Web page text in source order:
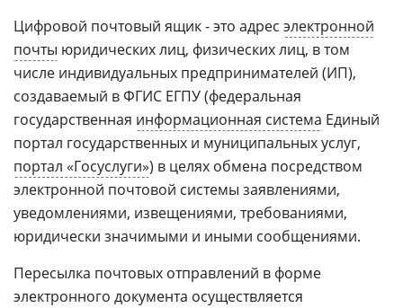
Цифровой почтовый ящик - это адрес электронной
почты юридических лиц, физических лиц, в том
числе индивидуальных предпринимателей (ИП),
создаваемый в ФГИС ЕГПУ (федеральная
государственная информационная система Единый
портал государственных и муниципальных услуг,
портал «Госуслуги») в целях обмена посредством
электронной почтовой системы заявлениями,
уведомлениями, извещениями, требованиями,
юридически значимыми и иными сообщениями.
Пересылка почтовых отправлений в форме
электронного документа осуществляется